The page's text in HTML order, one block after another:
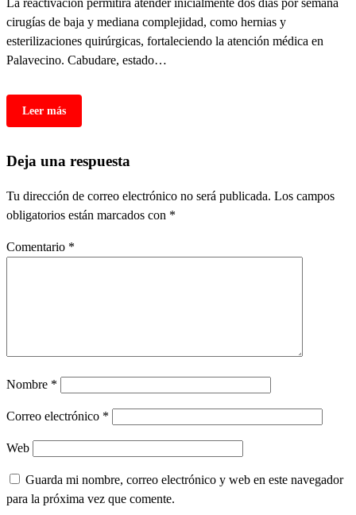
cirugías de baja y mediana complejidad, como hernias y
esterilizaciones quirúrgicas, fortaleciendo la atención médica en
Palavecino. Cabudare, estado…
Deja una respuesta
Tu dirección de correo electrónico no será publicada. Los campos
obligatorios están marcados con *
Comentario *
Nombre *
Correo electrónico *
Web
Guarda mi nombre, correo electrónico y web en este navegador
para la próxima vez que comente.